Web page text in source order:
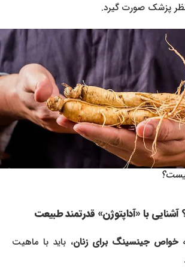
پزشک صورت گیرد.
با «آداپتوژن» قدرتمند طبیعت
جینسینگ برای زنان، باید با ماهیت